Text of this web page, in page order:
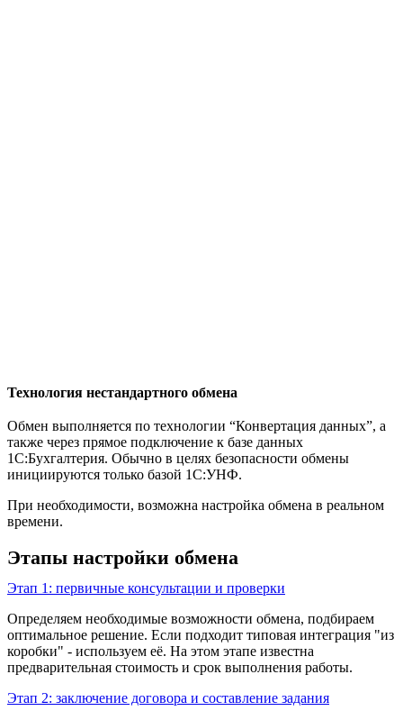
Технология нестандартного обмена
Обмен выполняется по технологии “Конвертация данных”, а
также через прямое подключение к базе данных
1С:Бухгалтерия. Обычно в целях безопасности обмены
инициируются только базой 1С:УНФ.
При необходимости, возможна настройка обмена в реальном
времени.
Этапы настройки обмена
Этап 1: первичные консультации и проверки
Определяем необходимые возможности обмена, подбираем
оптимальное решение. Если подходит типовая интеграция "из
коробки" - используем её. На этом этапе известна
предварительная стоимость и срок выполнения работы.
Этап 2: заключение договора и составление задания